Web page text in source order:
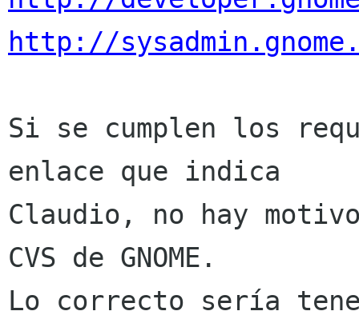
http://
Si se cumplen los
enlace que indica
Claudio, no hay
CVS de GNOME.
Lo correcto sería